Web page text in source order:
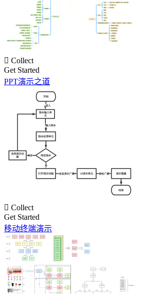
 Collect
Get Started
PPT演示之道
 Collect
Get Started
移动终端演示